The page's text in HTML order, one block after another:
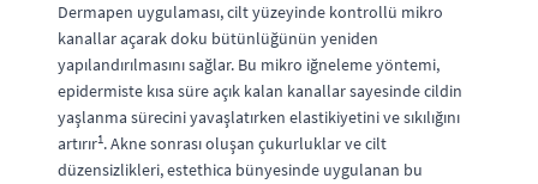
Dermapen uygulaması, cilt yüzeyinde kontrollü mikro
kanallar açarak doku bütünlüğünün yeniden
yapılandırılmasını sağlar. Bu mikro iğneleme yöntemi,
epidermiste kısa süre açık kalan kanallar sayesinde cildin
yaşlanma sürecini yavaşlatırken elastikiyetini ve sıkılığını
artırır1. Akne sonrası oluşan çukurluklar ve cilt
düzensizlikleri, estethica bünyesinde uygulanan bu